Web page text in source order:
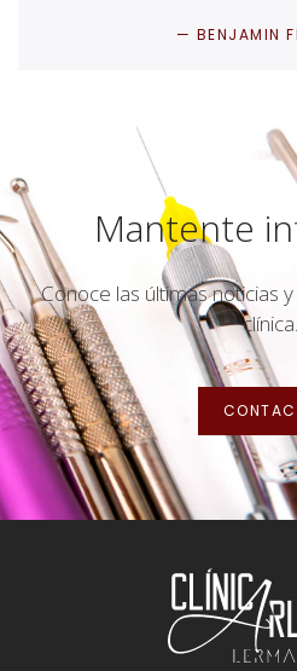
BENJAMIN
Mantente
Conoce las últimas noticias
clínica.